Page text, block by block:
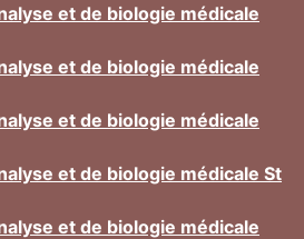
et de biologie médicale
et de biologie médicale
et de biologie médicale
et de biologie médicale St
et de biologie médicale